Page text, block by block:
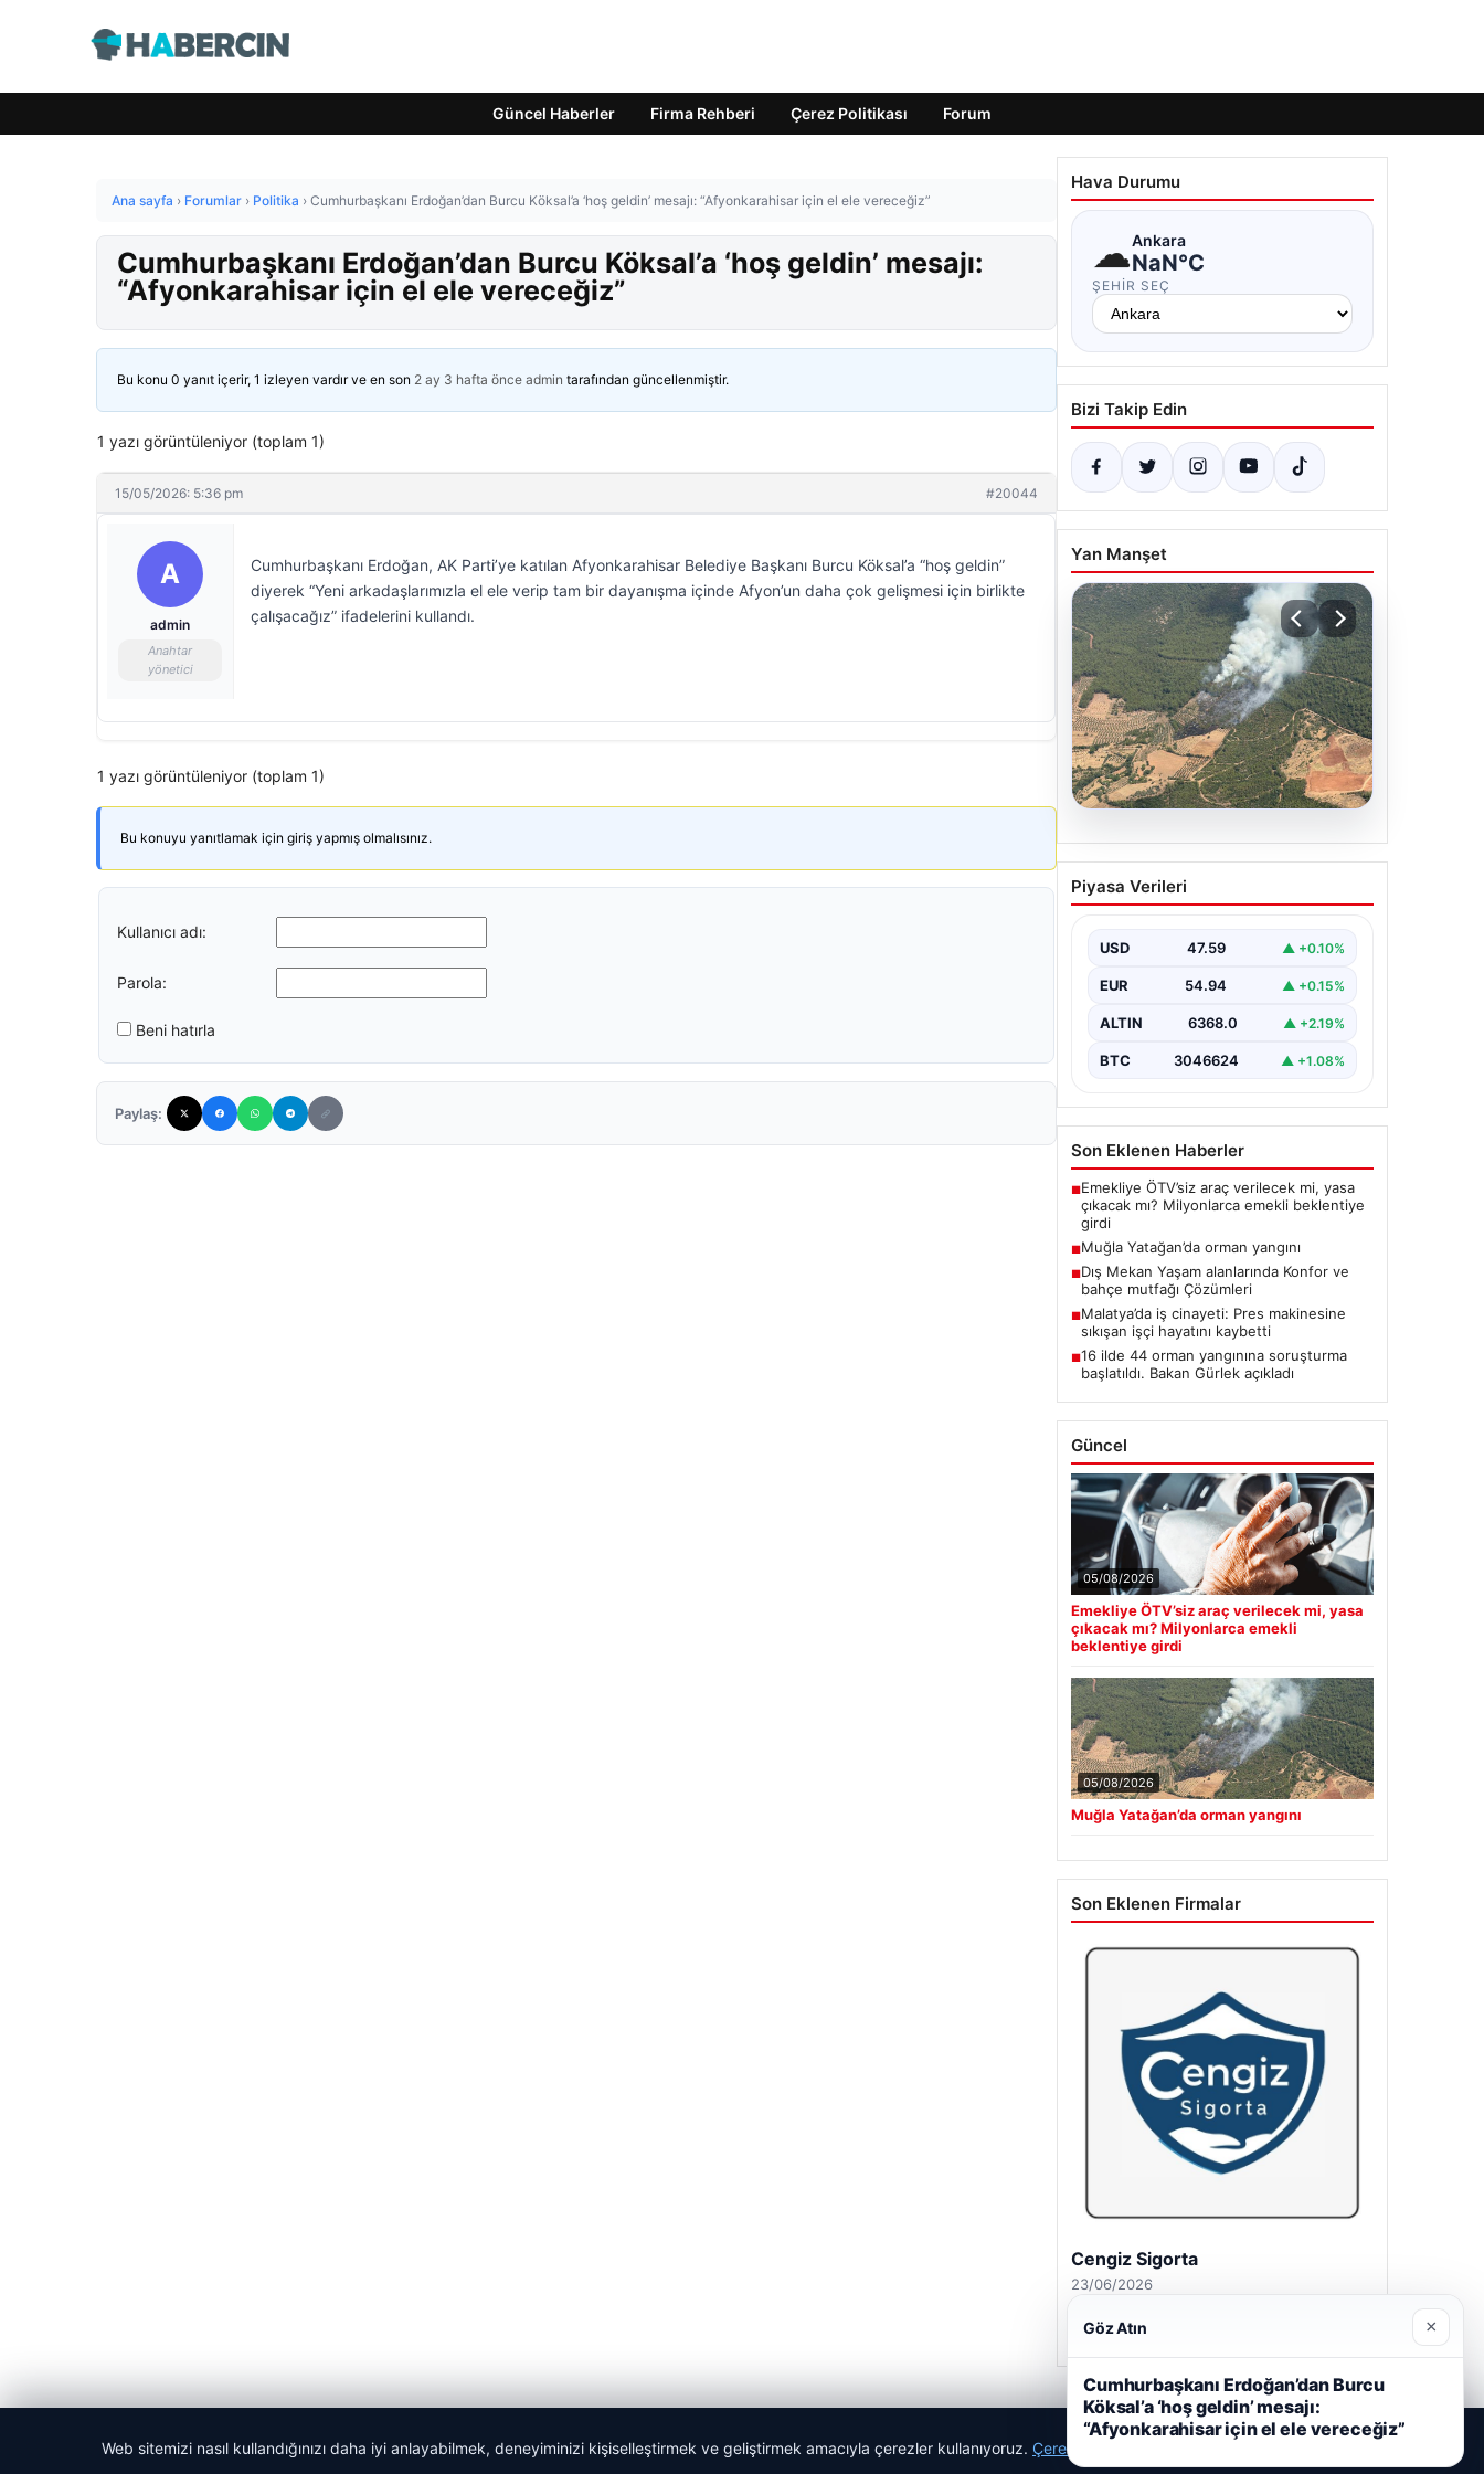
Güncel Haberler Firma Rehberi Çerez Politikası Forum
Ana sayfa › Forumlar › Politika › Cumhurbaşkanı Erdoğan’dan Burcu Köksal’a ‘hoş geldin’ mesajı: “Afyonkarahisar için el ele vereceğiz”
Cumhurbaşkanı Erdoğan’dan Burcu Köksal’a ‘hoş geldin’ mesajı:
“Afyonkarahisar için el ele vereceğiz”
Bu konu 0 yanıt içerir, 1 izleyen vardır ve en son 2 ay 3 hafta önce admin tarafından güncellenmiştir.
1 yazı görüntüleniyor (toplam 1)
15/05/2026: 5:36 pm #20044
A
admin
Anahtar
yönetici
Cumhurbaşkanı Erdoğan, AK Parti’ye katılan Afyonkarahisar Belediye Başkanı Burcu Köksal’a “hoş geldin”
diyerek “Yeni arkadaşlarımızla el ele verip tam bir dayanışma içinde Afyon’un daha çok gelişmesi için birlikte
çalışacağız” ifadelerini kullandı.
1 yazı görüntüleniyor (toplam 1)
Bu konuyu yanıtlamak için giriş yapmış olmalısınız.
Kullanıcı adı:
Parola:
Beni hatırla
Paylaş:
Hava Durumu
☁Ankara
NaN°C
ŞEHIR SEÇ
Bizi Takip Edin
Yan Manşet
05.08.2026
Muğla Yatağan’da orman
yangını
Piyasa Verileri
USD 47.59 ▲ +0.10%
EUR 54.94 ▲ +0.15%
ALTIN 6368.0 ▲ +2.19%
BTC 3046624 ▲ +1.08%
Son Eklenen Haberler
■Emekliye ÖTV’siz araç verilecek mi, yasa
çıkacak mı? Milyonlarca emekli beklentiye
girdi
■Muğla Yatağan’da orman yangını
■Dış Mekan Yaşam alanlarında Konfor ve
bahçe mutfağı Çözümleri
■Malatya’da iş cinayeti: Pres makinesine
sıkışan işçi hayatını kaybetti
■16 ilde 44 orman yangınına soruşturma
başlatıldı. Bakan Gürlek açıkladı
Güncel
05/08/2026
Emekliye ÖTV’siz araç verilecek mi, yasa
çıkacak mı? Milyonlarca emekli
beklentiye girdi
05/08/2026
Muğla Yatağan’da orman yangını
Son Eklenen Firmalar
Cengiz Sigorta
23/06/2026
© 2026 Habercin – Güncel Haberler
Web sitemizi nasıl kullandığınızı daha iyi anlayabilmek, deneyiminizi kişiselleştirmek ve geliştirmek amacıyla çerezler kullanıyoruz. Çerez Politikamız
Göz Atın ×
Cumhurbaşkanı Erdoğan’dan Burcu
Köksal’a ‘hoş geldin’ mesajı:
“Afyonkarahisar için el ele vereceğiz”